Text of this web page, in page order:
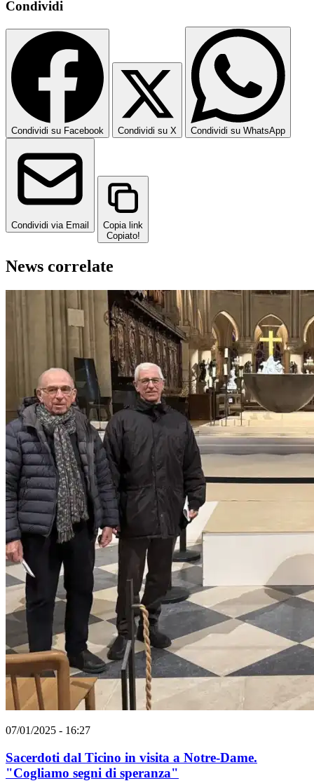
Condividi
Condividi su Facebook Condividi su X Condividi su WhatsApp
Condividi via Email
Copia link
Copiato!
News correlate
07/01/2025 - 16:27
Sacerdoti dal Ticino in visita a Notre-Dame.
"Cogliamo segni di speranza"